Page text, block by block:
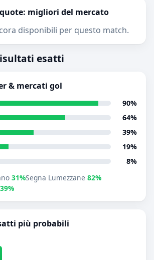
migliori del mercato
disponibili per questo match.
esatti
& mercati gol
90%
64%
39%
19%
8%
31%Segna Lumezzane 82%
39%
più probabili